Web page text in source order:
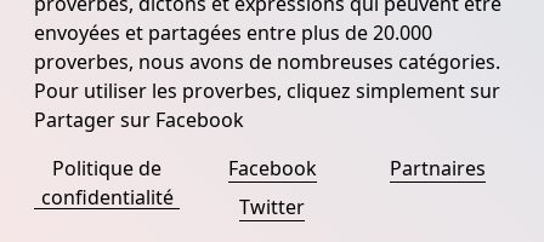
envoyées et partagées entre plus de 20.000
proverbes, nous avons de nombreuses catégories.
Pour utiliser les proverbes, cliquez simplement sur
Partager sur Facebook
Politique de
confidentialité
Facebook
Twitter
Partnaires